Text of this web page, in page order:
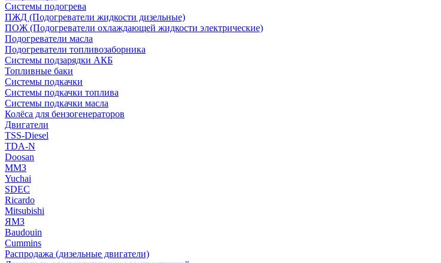
Системы подогрева
ПЖД (Подогреватели жидкости дизельные)
ПОЖ (Подогреватели охлаждающей жидкости электрические)
Подогреватели масла
Подогреватели топливозаборника
Системы подзарядки АКБ
Топливные баки
Системы подкачки
Системы подкачки топлива
Системы подкачки масла
Колёса для бензогенераторов
Двигатели
TSS-Diesel
TDA-N
Doosan
ММЗ
Yuchai
SDEC
Ricardo
Mitsubishi
ЯМЗ
Baudouin
Cummins
Распродажа (дизельные двигатели)